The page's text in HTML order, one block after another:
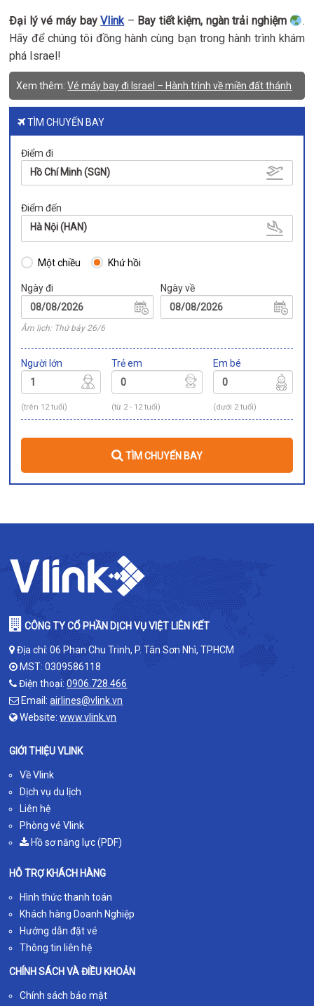
Đại lý vé máy bayVlink– Bay tiết kiệm, ngàn trải nghiệm
.
Hãy để chúng tôi đồng hành cùng bạn trong hành trình khám
phá Israel!
Xem thêm:Vé máy bay đi Israel – Hành trình về miền đất thánh
TÌM CHUYẾN BAY
Điểm đi
Hồ Chí Minh (SGN)
Điểm đến
Hà Nội (HAN)
Một chiều Khứ hồi
Ngày đi
Âm lịch: Thứ bảy 26/6
Ngày về
Người lớn
(trên 12 tuổi)
Trẻ em
(từ 2 - 12 tuổi)
Em bé
(dưới 2 tuổi)
TÌM CHUYẾN BAY
CÔNG TY CỔ PHẦN DỊCH VỤ VIỆT LIÊN KẾT
Địa chỉ: 06 Phan Chu Trinh, P. Tân Sơn Nhì, TPHCM
MST: 0309586118
Điện thoại:0906.728.466
Email:airlines@vlink.vn
Website:www.vlink.vn
GIỚI THIỆU VLINK
Về Vlink
Dịch vụ du lịch
Liên hệ
Phòng vé Vlink
Hồ sơ năng lực (PDF)
HỖ TRỢ KHÁCH HÀNG
Hình thức thanh toán
Khách hàng Doanh Nghiệp
Hướng dẫn đặt vé
Thông tin liên hệ
CHÍNH SÁCH VÀ ĐIỀU KHOẢN
Chính sách bảo mật